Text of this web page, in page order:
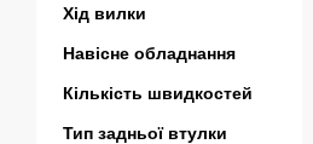
Хід вилки
Навісне обладнання
Кількість швидкостей
Тип задньої втулки